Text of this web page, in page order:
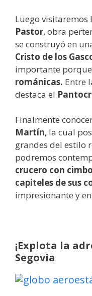
Luego visitaremos
Pastor, obra
se construyó en
Cristo de los
importante
románicas. Entre
destaca el
Finalmente
Martín, la cual
grandes del estilo
podremos
crucero con
capiteles de sus
impresionante y
¡Explota la
Segovia